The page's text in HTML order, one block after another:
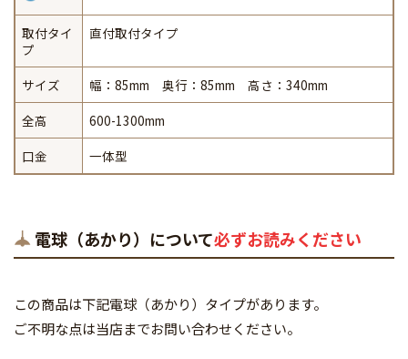
取付タイ
プ
直付取付タイプ
サイズ
幅：85mm 奥行：85mm 高さ：340mm
全高
600-1300mm
口金
一体型
電球（あかり）について必ずお読みください
この商品は下記電球（あかり）タイプがあります。
ご不明な点は当店までお問い合わせください。